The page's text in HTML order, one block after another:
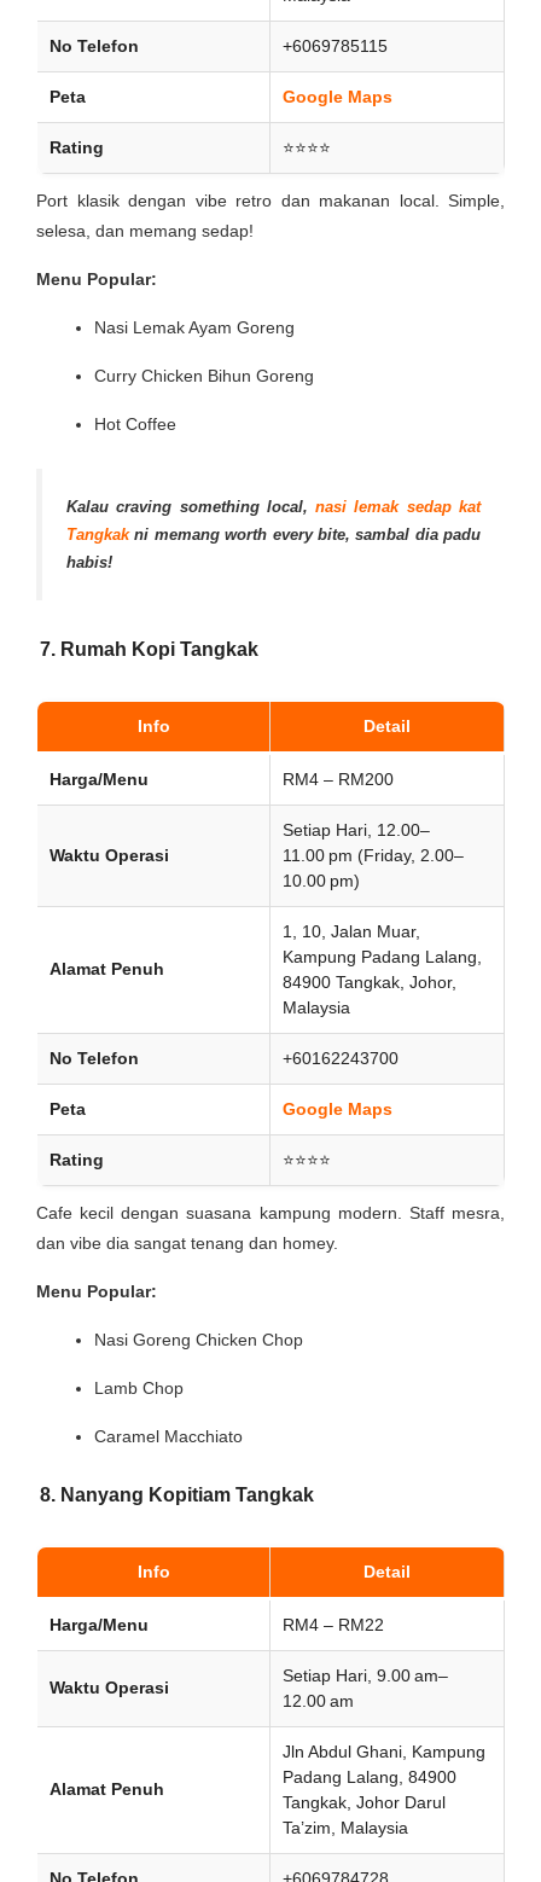
No Telefon +6069785115
Peta Google Maps
Rating ⭐⭐⭐⭐
Port klasik dengan vibe retro dan makanan local. Simple,
selesa, dan memang sedap!
Menu Popular:
Nasi Lemak Ayam Goreng
Curry Chicken Bihun Goreng
Hot Coffee
Kalau craving something local,nasi lemak sedap kat
Tangkakni memang worth every bite, sambal dia padu
habis!
7. Rumah Kopi Tangkak
Info Detail
Harga/Menu RM4 – RM200
Waktu Operasi
Setiap Hari, 12.00–
11.00 pm (Friday, 2.00–
10.00 pm)
Alamat Penuh
1, 10, Jalan Muar,
Kampung Padang Lalang,
84900 Tangkak, Johor,
Malaysia
No Telefon +60162243700
Peta Google Maps
Rating ⭐⭐⭐⭐
Cafe kecil dengan suasana kampung modern. Staff mesra,
dan vibe dia sangat tenang dan homey.
Menu Popular:
Nasi Goreng Chicken Chop
Lamb Chop
Caramel Macchiato
8. Nanyang Kopitiam Tangkak
Info Detail
Harga/Menu RM4 – RM22
Waktu Operasi
Setiap Hari, 9.00 am–
12.00 am
Alamat Penuh
Jln Abdul Ghani, Kampung
Padang Lalang, 84900
Tangkak, Johor Darul
Ta’zim, Malaysia
No Telefon +6069784728